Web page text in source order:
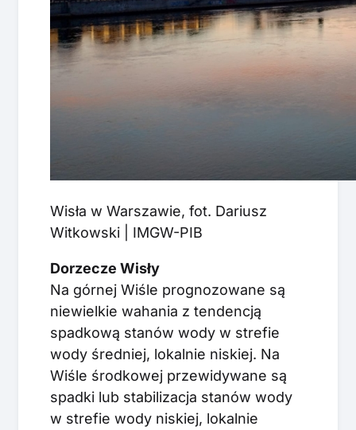
Wisła w Warszawie, fot. Dariusz
Witkowski | IMGW-PIB
Dorzecze Wisły
Na górnej Wiśle prognozowane są
niewielkie wahania z tendencją
spadkową stanów wody w strefie
wody średniej, lokalnie niskiej. Na
Wiśle środkowej przewidywane są
spadki lub stabilizacja stanów wody
w strefie wody niskiej, lokalnie